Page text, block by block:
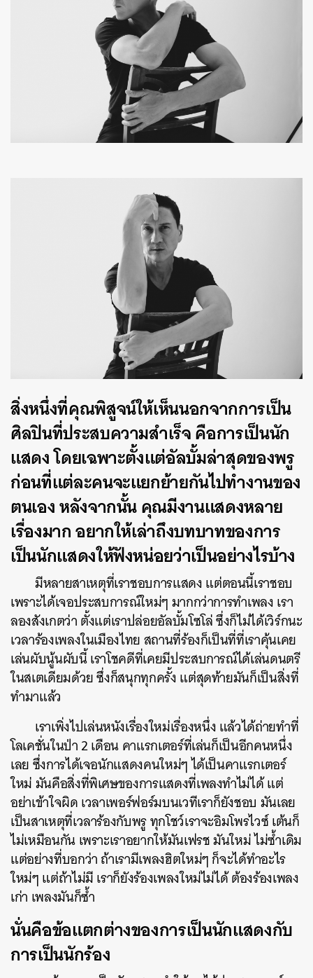
สิ่งหนึ่งที่คุณพิสูจน์ให้เห็นนอกจากการเป็น
ศิลปินที่ประสบความสำเร็จ คือการเป็นนัก
แสดง โดยเฉพาะตั้งแต่อัลบั้มล่าสุดของพรู
ก่อนที่แต่ละคนจะแยกย้ายกันไปทำงานของ
ตนเอง หลังจากนั้น คุณมีงานแสดงหลาย
เรื่องมาก อยากให้เล่าถึงบทบาทของการ
เป็นนักแสดงให้ฟังหน่อยว่าเป็นอย่างไรบ้าง
มีหลายสาเหตุที่เราชอบการแสดง แต่ตอนนี้เราชอบ
เพราะได้เจอประสบการณ์ใหม่ๆ มากกว่าการทำเพลง เรา
ลองสังเกตว่า ตั้งแต่เราปล่อยอัลบั้มโซโล่ ซึ่งก็ไม่ได้เวิร์กนะ
เวลาร้องเพลงในเมืองไทย สถานที่ร้องก็เป็นที่ที่เราคุ้นเคย
เล่นผับนู้นผับนี้ เราโชคดีที่เคยมีประสบการณ์ได้เล่นดนตรี
ในสเตเดียมด้วย ซึ่งก็สนุกทุกครั้ง แต่สุดท้ายมันก็เป็นสิ่งที่
ทำมาแล้ว
เราเพิ่งไปเล่นหนังเรื่องใหม่เรื่องหนึ่ง แล้วได้ถ่ายทำที่
โลเคชั่นในป่า 2 เดือน คาแรกเตอร์ที่เล่นก็เป็นอีกคนหนึ่ง
เลย ซึ่งการได้เจอนักแสดงคนใหม่ๆ ได้เป็นคาแรกเตอร์
ใหม่ มันคือสิ่งที่พิเศษของการแสดงที่เพลงทําไม่ได้ แต่
อย่าเข้าใจผิด เวลาเพอร์ฟอร์มบนเวทีเราก็ยังชอบ มันเลย
เป็นสาเหตุที่เวลาร้องกับพรู ทุกโชว์เราจะอิมโพรไวซ์ เต้นก็
ไม่เหมือนกัน เพราะเราอยากให้มันเฟรช มันใหม่ ไม่ซ้ำเดิม
แต่อย่างที่บอกว่า ถ้าเรามีเพลงฮิตใหม่ๆ ก็จะได้ทำอะไร
ใหม่ๆ แต่ถ้าไม่มี เราก็ยังร้องเพลงใหม่ไม่ได้ ต้องร้องเพลง
เก่า เพลงมันก็ซ้ำ
นั่นคือข้อแตกต่างของการเป็นนักแสดงกับ
การเป็นนักร้อง